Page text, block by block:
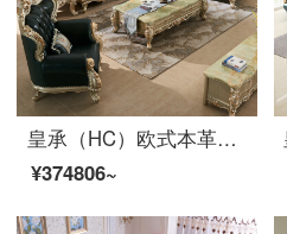
皇承（HC）欧式本革の木の彫刻ソファセットリビングルームの別荘家具のセットは897シングル位+ツイン位+3人位です。
¥374806~